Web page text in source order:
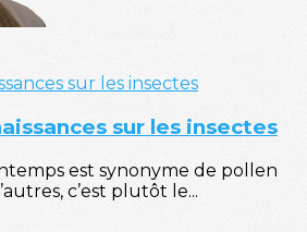
sur les insectes
est synonyme de pollen
c’est plutôt le...